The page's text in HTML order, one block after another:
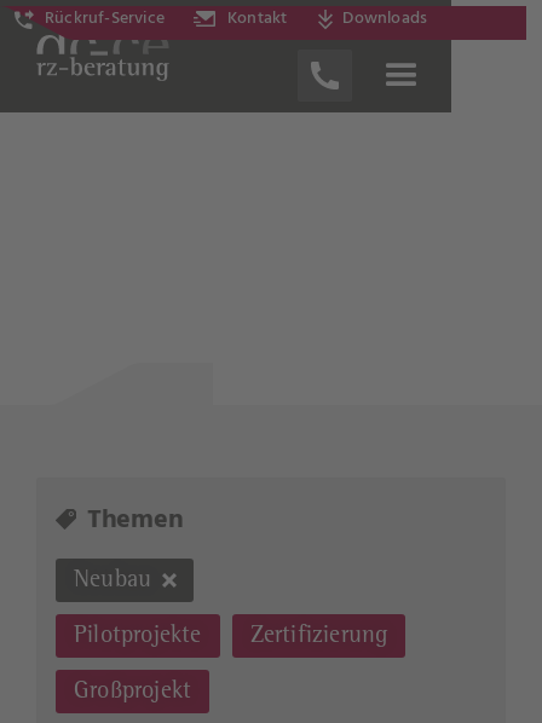
Rückruf-Service Kontakt Downloads
Themen
Neubau
Pilotprojekte
Zertifizierung
Großprojekt